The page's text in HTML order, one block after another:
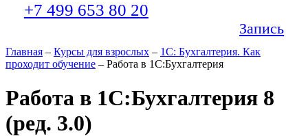
+7 499 653 80 20
Запись
Главная – Курсы для взрослых – 1С: Бухгалтерия. Как
проходит обучение – Работа в 1С:Бухгалтерия
Работа в 1С:Бухгалтерия 8
(ред. 3.0)